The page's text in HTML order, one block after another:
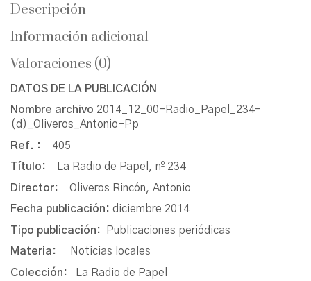
Descripción
Información adicional
Valoraciones (0)
DATOS DE LA PUBLICACIÓN
Nombre archivo 2014_12_00-Radio_Papel_234-
(d)_Oliveros_Antonio-Pp
Ref. : 405
Título:
La Radio de Papel, nº 234
Director: Oliveros Rincón, Antonio
Fecha publicación: diciembre 2014
Tipo publicación:
Publicaciones periódicas
Materia:
Noticias locales
Colección:
La Radio de Papel